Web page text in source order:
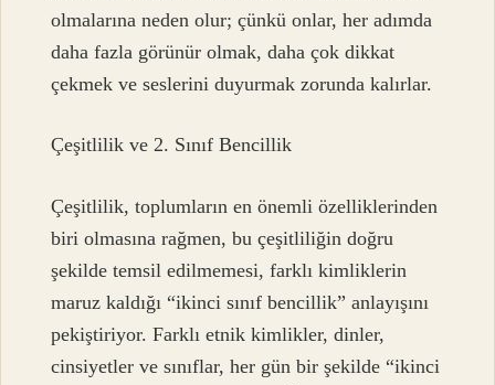
olmalarına neden olur; çünkü onlar, her adımda
daha fazla görünür olmak, daha çok dikkat
çekmek ve seslerini duyurmak zorunda kalırlar.
Çeşitlilik ve 2. Sınıf Bencillik
Çeşitlilik, toplumların en önemli özelliklerinden
biri olmasına rağmen, bu çeşitliliğin doğru
şekilde temsil edilmemesi, farklı kimliklerin
maruz kaldığı “ikinci sınıf bencillik” anlayışını
pekiştiriyor. Farklı etnik kimlikler, dinler,
cinsiyetler ve sınıflar, her gün bir şekilde “ikinci